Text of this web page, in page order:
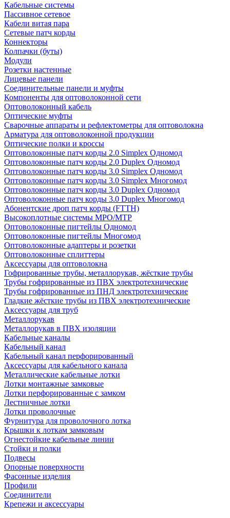
Кабельные системы
Пассивное сетевое
Кабели витая пара
Сетевые патч корды
Коннекторы
Колпачки (буты)
Модули
Розетки настенные
Лицевые панели
Соединительные панели и муфты
Компоненты для оптоволоконной сети
Оптоволоконный кабель
Оптические муфты
Сварочные аппараты и рефлектометры для оптоволокна
Арматура для оптоволоконной продукции
Оптические полки и кроссы
Оптоволоконные патч корды 2.0 Simplex Одномод
Оптоволоконные патч корды 2.0 Duplex Одномод
Оптоволоконные патч корды 3.0 Simplex Одномод
Оптоволоконные патч корды 3.0 Simplex Многомод
Оптоволоконные патч корды 3.0 Duplex Одномод
Оптоволоконные патч корды 3.0 Duplex Многомод
Абонентские дроп патч корды (FTTH)
Высокоплотные системы MPO/MTP
Оптоволоконные пигтейлы Одномод
Оптоволоконные пигтейлы Многомод
Оптоволоконные адаптеры и розетки
Оптоволоконные сплиттеры
Аксессуары для оптоволокна
Гофрированные трубы, металлорукав, жёсткие трубы
Трубы гофрированные из ПВХ электротехнические
Трубы гофрированные из ПНД электротехнические
Гладкие жёсткие трубы из ПВХ электротехнические
Аксессуары для труб
Металлорукав
Металлорукав в ПВХ изоляции
Кабельные каналы
Кабельный канал
Кабельный канал перфорированный
Аксессуары для кабельного канала
Металлические кабельные лотки
Лотки монтажные замковые
Лотки перфорированные с замком
Лестничные лотки
Лотки проволочные
Фурнитура для проволочного лотка
Крышки к лоткам замковым
Огнестойкие кабельные линии
Стойки и полки
Подвесы
Опорные поверхности
Фасонные изделия
Профили
Соединители
Крепежи и аксессуары